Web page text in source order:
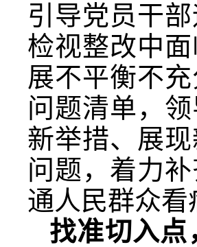
引导党员干
检视整改中
展不平衡不
问题清单，
新举措、展
问题，着力
通人民群众
找准切入